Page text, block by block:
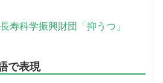
寿科学振興財団「抑うつ」
で表現